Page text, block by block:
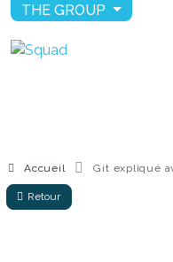
THE GROUP
Accueil Git expliqué
Retour